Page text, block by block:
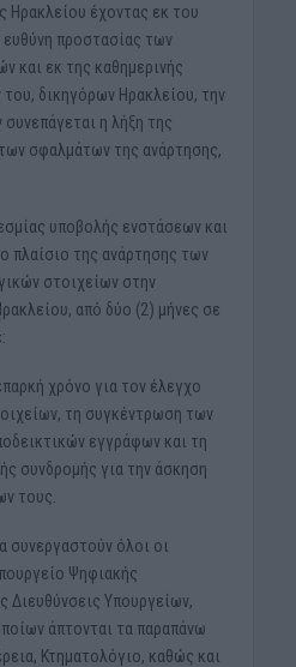
Ηρακλείου έχοντας εκ του
προστασίας των
και εκ της καθημερινής
δικηγόρων Ηρακλείου, την
η λήξη της
σφαλμάτων της ανάρτησης,
υποβολής ενστάσεων και
πλαίσιο της ανάρτησης των
στοιχείων στην
από δύο (2) μήνες σε
χρόνο για τον έλεγχο
τη συγκέντρωση των
εγγράφων και τη
συνδρομής για την άσκηση
τους.
συνεργαστούν όλοι οι
Ψηφιακής
Διευθύνσεις Υπουργείων,
άπτονται τα παραπάνω
Κτηματολόγιο, καθώς και